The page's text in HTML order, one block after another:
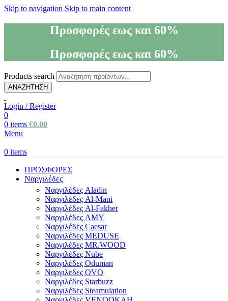
Skip to navigation Skip to main content
Προσφορές εως και 60%
Προσφορές εως και 60%
Products search
ΑΝΑΖΗΤΗΣΗ
Login / Register
0
0 items €0.00
Menu
0 items
ΠΡΟΣΦΟΡΕΣ
Ναργιλέδες
Ναργιλέδες Aladin
Ναργιλέδες Al-Mani
Ναργιλέδες Al-Fakher
Ναργιλέδες AΜΥ
Ναργιλέδες Caesar
Ναργιλέδες MEDUSE
Ναργιλέδες MR.WOOD
Ναργιλέδες Nube
Ναργιλέδες Oduman
Ναργιλεδες OVO
Ναργιλέδες Starbuzz
Ναργιλέδες Steamulation